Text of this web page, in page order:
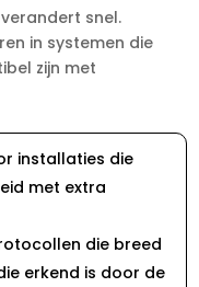
snel.​
in systemen die
zijn met
installaties die
met extra
die breed
erkend is door de